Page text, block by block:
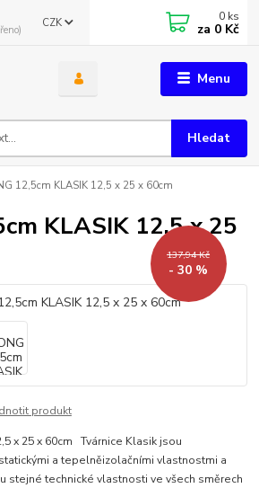
Menu
CZK
Hledat
0 ks
za 0 Kč
12,5cm KLASIK 12,5 x 25 x 60cm
KLASIK 12,5 x 25
137,94 Kč
- 30 %
produkt
x 25 x 60cm Tvárnice Klasik jsou
a tepelněizolačními vlastnostmi a
stejné technické vlastnosti ve všech směrech